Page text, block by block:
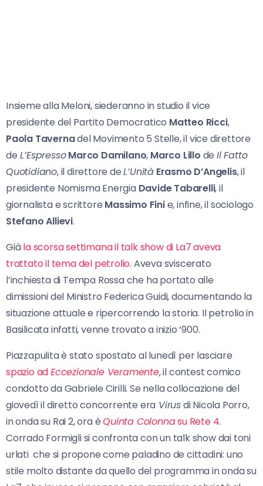
Insieme alla Meloni, siederanno in studio il vice
presidente del Partito Democratico Matteo Ricci,
Paola Tavernadel Movimento 5 Stelle, il vice direttore
de L’EspressoMarco Damilano, Marco Lillo deIl Fatto
Quotidiano, il direttore deL’Unità Erasmo D’Angelis, il
presidente Nomisma Energia Davide Tabarelli, il
giornalista e scrittore Massimo Finie, infine, il sociologo
Stefano Allievi.
Giàla scorsa settimana il talk show di La7 aveva
trattato il tema del petrolio. Aveva sviscerato
l’inchiesta di Tempa Rossa che ha portato alle
dimissioni del Ministro Federica Guidi, documentando la
situazione attuale e ripercorrendo la storia. Il petrolio in
Basilicata infatti, venne trovato a inizio ‘900.
Piazzapulita è stato spostato al lunedì per lasciare
spazio adEccezionale Veramente, il contest comico
condotto da Gabriele Cirilli. Se nella collocazione del
giovedì il diretto concorrente era Virusdi Nicola Porro,
in onda su Rai 2, ora èQuinta Colonnasu Rete 4.
Corrado Formigli si confronta con un talk show dai toni
urlati che si propone come paladino de cittadini: uno
stile molto distante da quello del programma in onda su